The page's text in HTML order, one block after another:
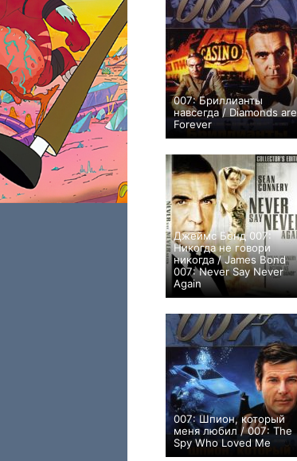
007: Бриллианты
навсегда / Diamonds are
Forever
+14
Джеймс Бонд 007:
Никогда не говори
никогда / James Bond
007: Never Say Never
Again
+1
007: Шпион, который
меня любил / 007: The
Spy Who Loved Me
+8